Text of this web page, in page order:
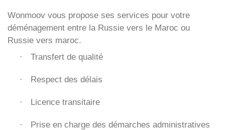
Wonmoov vous propose ses services pour votre
déménagement entre la Russie vers le Maroc ou
Russie vers maroc.
· Transfert de qualité
· Respect des délais
· Licence transitaire
·
Prise en charge des démarches administratives